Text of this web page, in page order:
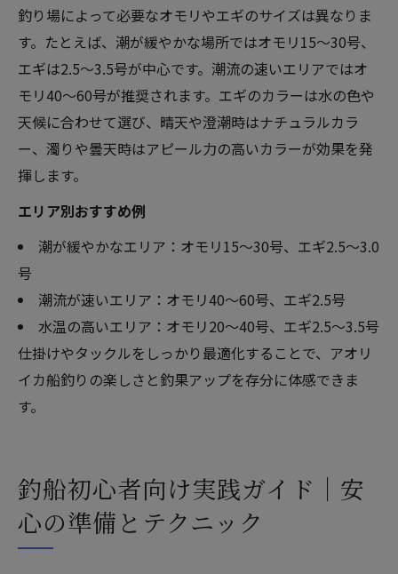
釣り場によって必要なオモリやエギのサイズは異なりま
す。たとえば、潮が緩やかな場所ではオモリ15～30号、
エギは2.5～3.5号が中心です。潮流の速いエリアではオ
モリ40～60号が推奨されます。エギのカラーは水の色や
天候に合わせて選び、晴天や澄潮時はナチュラルカラ
ー、濁りや曇天時はアピール力の高いカラーが効果を発
揮します。
エリア別おすすめ例
潮が緩やかなエリア：オモリ15～30号、エギ2.5～3.0
号
潮流が速いエリア：オモリ40～60号、エギ2.5号
水温の高いエリア：オモリ20～40号、エギ2.5～3.5号
仕掛けやタックルをしっかり最適化することで、アオリ
イカ船釣りの楽しさと釣果アップを存分に体感できま
す。
釣船初心者向け実践ガイド｜安
心の準備とテクニック